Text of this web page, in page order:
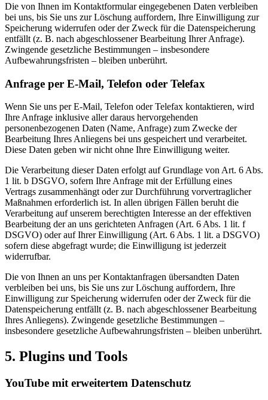
Die von Ihnen im Kontaktformular eingegebenen Daten verbleiben
bei uns, bis Sie uns zur Löschung auffordern, Ihre Einwilligung zur
Speicherung widerrufen oder der Zweck für die Datenspeicherung
entfällt (z. B. nach abgeschlossener Bearbeitung Ihrer Anfrage).
Zwingende gesetzliche Bestimmungen – insbesondere
Aufbewahrungsfristen – bleiben unberührt.
Anfrage per E-Mail, Telefon oder Telefax
Wenn Sie uns per E-Mail, Telefon oder Telefax kontaktieren, wird
Ihre Anfrage inklusive aller daraus hervorgehenden
personenbezogenen Daten (Name, Anfrage) zum Zwecke der
Bearbeitung Ihres Anliegens bei uns gespeichert und verarbeitet.
Diese Daten geben wir nicht ohne Ihre Einwilligung weiter.
Die Verarbeitung dieser Daten erfolgt auf Grundlage von Art. 6 Abs.
1 lit. b DSGVO, sofern Ihre Anfrage mit der Erfüllung eines
Vertrags zusammenhängt oder zur Durchführung vorvertraglicher
Maßnahmen erforderlich ist. In allen übrigen Fällen beruht die
Verarbeitung auf unserem berechtigten Interesse an der effektiven
Bearbeitung der an uns gerichteten Anfragen (Art. 6 Abs. 1 lit. f
DSGVO) oder auf Ihrer Einwilligung (Art. 6 Abs. 1 lit. a DSGVO)
sofern diese abgefragt wurde; die Einwilligung ist jederzeit
widerrufbar.
Die von Ihnen an uns per Kontaktanfragen übersandten Daten
verbleiben bei uns, bis Sie uns zur Löschung auffordern, Ihre
Einwilligung zur Speicherung widerrufen oder der Zweck für die
Datenspeicherung entfällt (z. B. nach abgeschlossener Bearbeitung
Ihres Anliegens). Zwingende gesetzliche Bestimmungen –
insbesondere gesetzliche Aufbewahrungsfristen – bleiben unberührt.
5. Plugins und Tools
YouTube mit erweitertem Datenschutz